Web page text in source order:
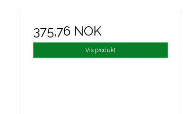
375,76 NOK
Vis produkt